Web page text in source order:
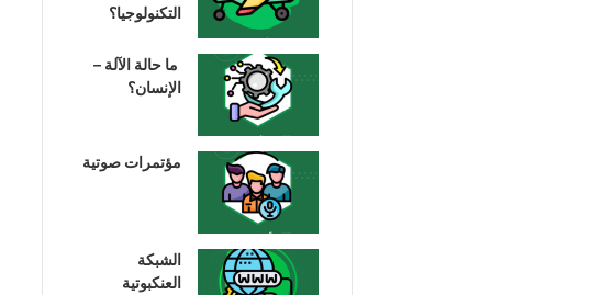
التكنولوجيا؟
ما حالة الآلة –
الإنسان؟
مؤتمرات صوتية
الشبكة
العنكبوتية